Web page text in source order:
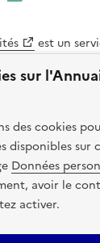
sur
des cookies
disponibles sur
Données
avoir le
activer.
est un
. Le code
Le design
de l’État.
data.gouv.fr
conforme